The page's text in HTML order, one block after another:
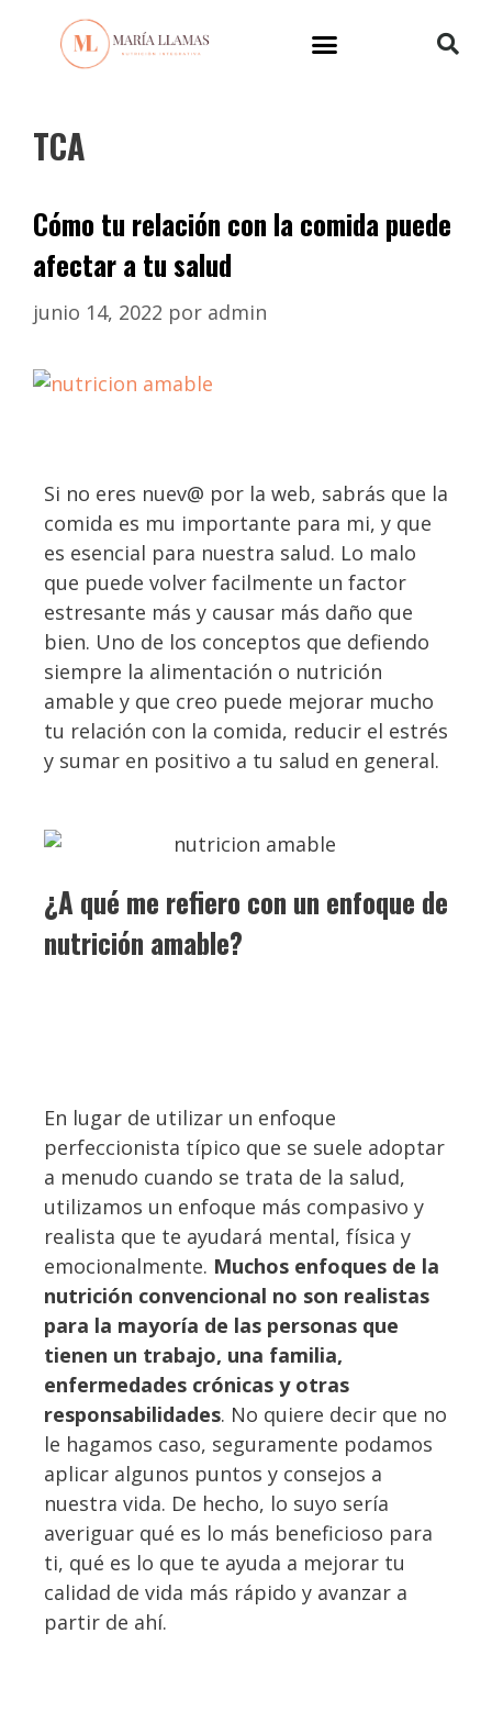
TCA
Cómo tu relación con la comida puede
afectar a tu salud
junio 14, 2022 por admin
Si no eres nuev@ por la web, sabrás que la
comida es mu importante para mi, y que
es esencial para nuestra salud. Lo malo
que puede volver facilmente un factor
estresante más y causar más daño que
bien. Uno de los conceptos que defiendo
siempre la alimentación o nutrición
amable y que creo puede mejorar mucho
tu relación con la comida, reducir el estrés
y sumar en positivo a tu salud en general.
¿A qué me refiero con un enfoque de
nutrición amable?
En lugar de utilizar un enfoque
perfeccionista típico que se suele adoptar
a menudo cuando se trata de la salud,
utilizamos un enfoque más compasivo y
realista que te ayudará mental, física y
emocionalmente. Muchos enfoques de la
nutrición convencional no son realistas
para la mayoría de las personas que
tienen un trabajo, una familia,
enfermedades crónicas y otras
responsabilidades. No quiere decir que no
le hagamos caso, seguramente podamos
aplicar algunos puntos y consejos a
nuestra vida. De hecho, lo suyo sería
averiguar qué es lo más beneficioso para
ti, qué es lo que te ayuda a mejorar tu
calidad de vida más rápido y avanzar a
partir de ahí.